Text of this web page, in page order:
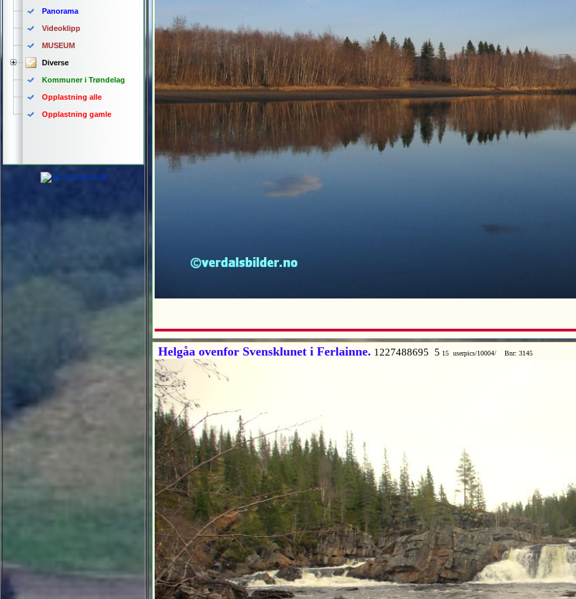
Panorama
Videoklipp
MUSEUM
Diverse
Kommuner i Trøndelag
Opplastning alle
Opplastning gamle
Helgåa ovenfor Svensklunet i Ferlainne. 1227488695 5 15 userpics/10004/ Bnr: 3145